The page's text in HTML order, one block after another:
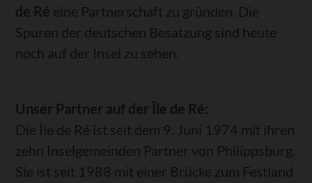
de Ré eine Partnerschaft zu gründen. Die
Spuren der deutschen Besatzung sind heute
noch auf der Insel zu sehen.
Unser Partner auf der Île de Ré:
Die Île de Ré ist seit dem 9. Juni 1974 mit ihren
zehn Inselgemeinden Partner von Philippsburg.
Sie ist seit 1988 mit einer Brücke zum Festland